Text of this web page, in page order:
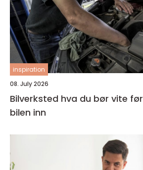
inspiration
08. July 2026
Bilverksted hva du bør vite før du leverer
bilen inn